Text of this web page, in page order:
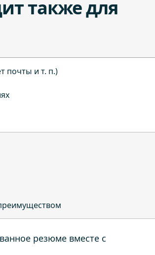
также для
почты и т. п.)
резюме вместе с